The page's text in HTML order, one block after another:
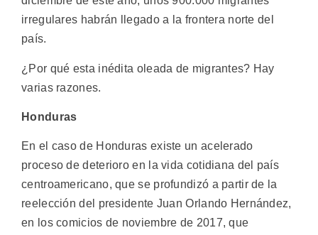
irregulares habrán llegado a la frontera norte del
país.
¿Por qué esta inédita oleada de migrantes? Hay
varias razones.
Honduras
En el caso de Honduras existe un acelerado
proceso de deterioro en la vida cotidiana del país
centroamericano, que se profundizó a partir de la
reelección del presidente Juan Orlando Hernández,
en los comicios de noviembre de 2017, que